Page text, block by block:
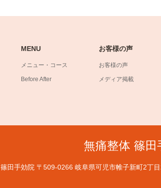
MENU
メニュー・コース
Before After
お客様の声
お客様の声
メディア掲載
無痛整体 篠田
篠田手効院 〒509-0266 岐阜県可児市帷子新町2丁